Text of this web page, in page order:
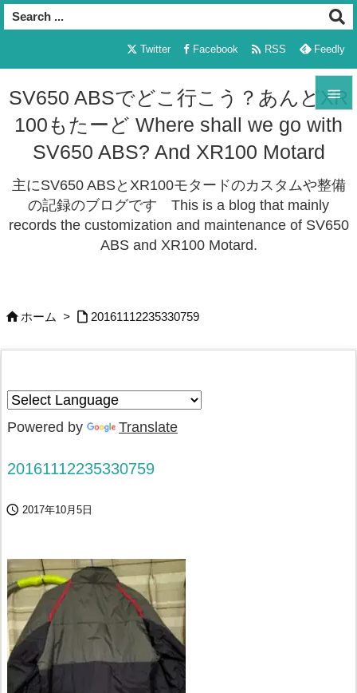


メニュ
サイド

Twitter Facebook  RSS Feedly
SV650 ABSでどこ行こう？あんどXR
100もたーど Where shall we go with
SV650 ABS? And XR100 Motard
主にSV650 ABSとXR100モタードのカスタムや整備
の記録のブログです This is a blog that mainly
records the customization and maintenance of SV650
ABS and XR100 Motard.
 ホーム >  20161112235330759
Powered by Translate
20161112235330759
 2017年10月5日